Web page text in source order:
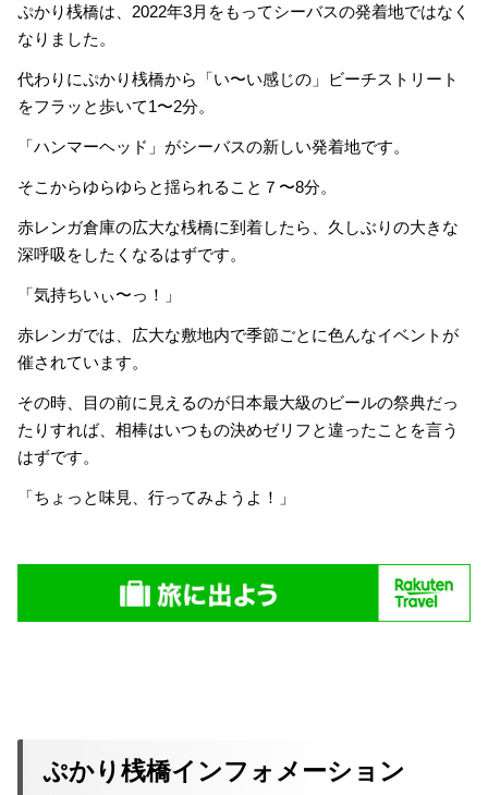
ぷかり桟橋は、2022年3月をもってシーバスの発着地ではなく
なりました。
代わりにぷかり桟橋から「い〜い感じの」ビーチストリート
をフラッと歩いて1〜2分。
「ハンマーヘッド」がシーバスの新しい発着地です。
そこからゆらゆらと揺られること７〜8分。
赤レンガ倉庫の広大な桟橋に到着したら、久しぶりの大きな
深呼吸をしたくなるはずです。
「気持ちいぃ〜っ！」
赤レンガでは、広大な敷地内で季節ごとに色んなイベントが
催されています。
その時、目の前に見えるのが日本最大級のビールの祭典だっ
たりすれば、相棒はいつもの決めゼリフと違ったことを言う
はずです。
「ちょっと味見、行ってみようよ！」
ぷかり桟橋インフォメーション